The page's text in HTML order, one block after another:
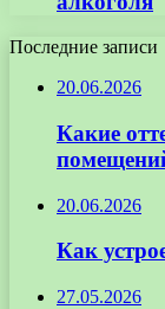
Последние записи
20.06.2026
Какие
20.06.2026
Как
27.05.2026